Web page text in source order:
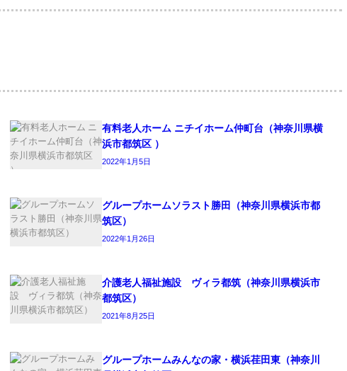
有料老人ホーム ニチイホーム仲町台（神奈川県横
浜市都筑区 ）
2022年1月5日
グループホームソラスト勝田（神奈川県横浜市都
筑区）
2022年1月26日
介護老人福祉施設 ヴィラ都筑（神奈川県横浜市
都筑区）
2021年8月25日
グループホームみんなの家・横浜荏田東（神奈川